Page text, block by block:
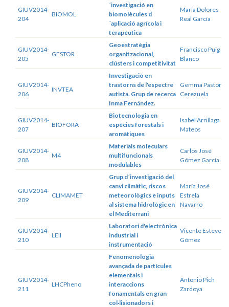
GIUV2014-
204
BIOMOL
´investigació en
biomolècules d
´aplicació agrícola i
terapèutica
María Dolores
Real García
GIUV2014-
205
GESTOR
Geoestratègia
organitzacional,
clústers i competitivitat
Francisco Puig
Blanco
GIUV2014-
206
INVTEA
Investigació en
trastorns de l'espectre
autista. Grup de recerca
Inma Fernández.
Gemma Pastor
Cerezuela
GIUV2014-
207
BIOFORA
Biotecnologia en
espècies forestals i
aromàtiques
Isabel Arrillaga
Mateos
GIUV2014-
208
M4
Materials moleculars
multifuncionals
modulables
Carlos José
Gómez García
GIUV2014-
209
CLIMAMET
Grup d´investigació del
canvi climàtic, riscos
meteorològics e inputs
al sistema hidrològic en
el Mediterrani
María José
Estrela
Navarro
GIUV2014-
210
LEII
Laboratori d'electrònica
industrial i
instrumentació
Vicente Esteve
Gómez
GIUV2014-
211
LHCPheno
Fenomenologia
avançada de partícules
elementals i
interaccions
fonamentals en gran
col·lisionadors i
Antonio Pich
Zardoya